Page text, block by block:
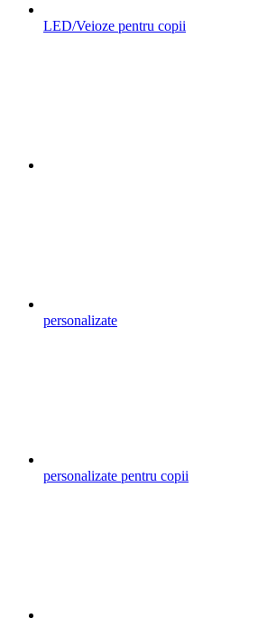
LED/Veioze pentru copii
personalizate
personalizate pentru copii